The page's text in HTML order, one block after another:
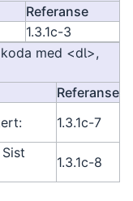
Referanse
1.3.1c-3
med <dl>,
Referanse
1.3.1c-7
1.3.1c-8